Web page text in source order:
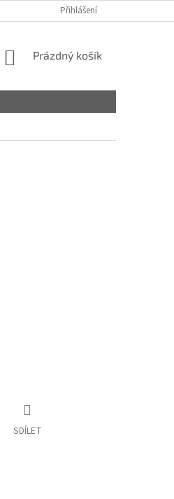
Přihlášení
NÁKUPNÍ
Prázdný košík
SDÍLET